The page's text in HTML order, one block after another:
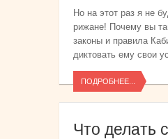
Но на этот раз я не
рижане! Почему вы
законы и правила
диктовать ему свои
ПОДРОБНЕЕ...
Что делать